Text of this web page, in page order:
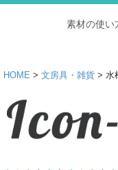
素材の使い
HOME > 文房具・雑貨 > 水